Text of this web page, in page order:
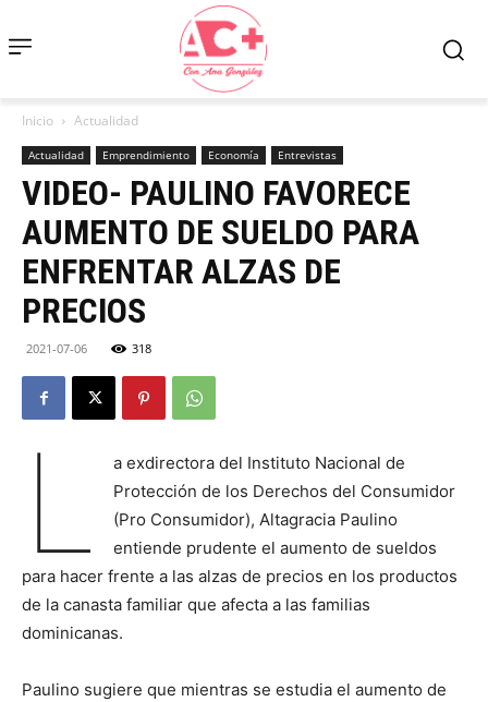
Inicio Actualidad
Actualidad Emprendimiento Economía Entrevistas
VIDEO- PAULINO FAVORECE
AUMENTO DE SUELDO PARA
ENFRENTAR ALZAS DE
PRECIOS
2021-07-06 318
L
a exdirectora del Instituto Nacional de
Protección de los Derechos del Consumidor
(Pro Consumidor), Altagracia Paulino
entiende prudente el aumento de sueldos
para hacer frente a las alzas de precios en los productos
de la canasta familiar que afecta a las familias
dominicanas.
Paulino sugiere que mientras se estudia el aumento de